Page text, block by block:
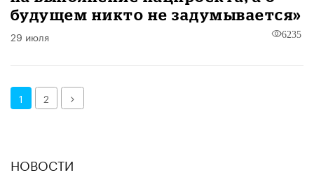
будущем никто не задумывается»
29 июля 6235
1 2 Далее
НОВОСТИ